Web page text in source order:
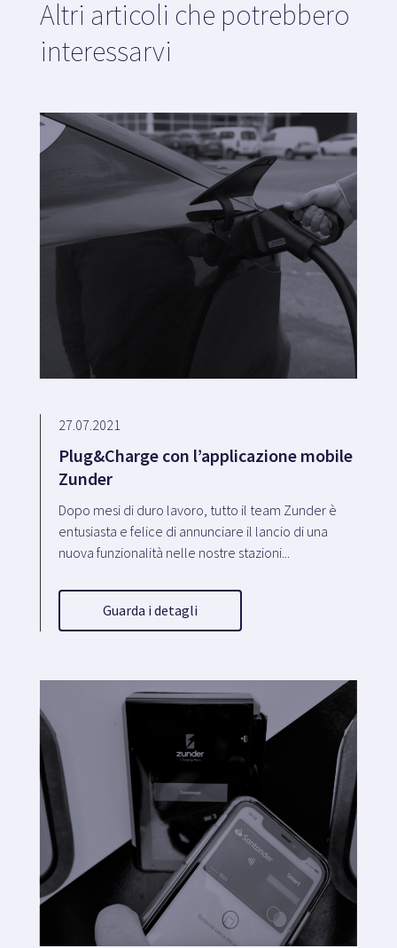
Altri articoli che potrebbero
interessarvi
27.07.2021
Plug&Charge con l’applicazione mobile
Zunder
Dopo mesi di duro lavoro, tutto il team Zunder è
entusiasta e felice di annunciare il lancio di una
nuova funzionalità nelle nostre stazioni...
Guarda i detagli